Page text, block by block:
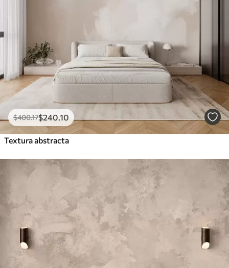
$400.17$240 .10
Textura abstracta